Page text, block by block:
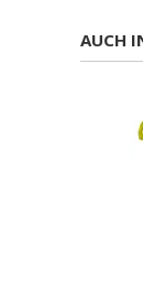
AUCH